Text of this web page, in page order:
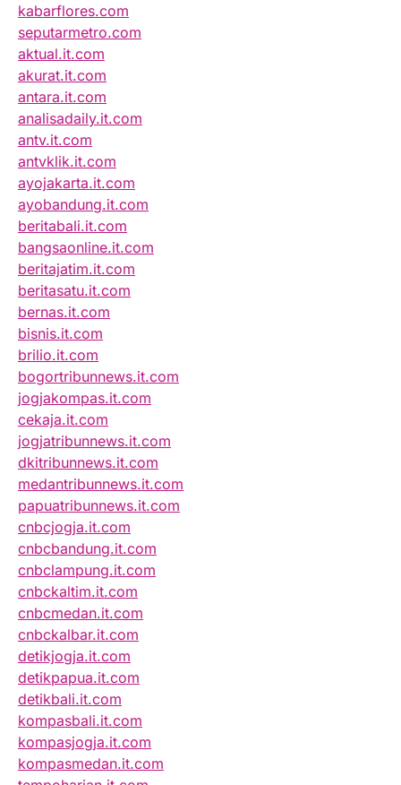
kabarflores.com
seputarmetro.com
aktual.it.com
akurat.it.com
antara.it.com
analisadaily.it.com
antv.it.com
antvklik.it.com
ayojakarta.it.com
ayobandung.it.com
beritabali.it.com
bangsaonline.it.com
beritajatim.it.com
beritasatu.it.com
bernas.it.com
bisnis.it.com
brilio.it.com
bogortribunnews.it.com
jogjakompas.it.com
cekaja.it.com
jogjatribunnews.it.com
dkitribunnews.it.com
medantribunnews.it.com
papuatribunnews.it.com
cnbcjogja.it.com
cnbcbandung.it.com
cnbclampung.it.com
cnbckaltim.it.com
cnbcmedan.it.com
cnbckalbar.it.com
detikjogja.it.com
detikpapua.it.com
detikbali.it.com
kompasbali.it.com
kompasjogja.it.com
kompasmedan.it.com